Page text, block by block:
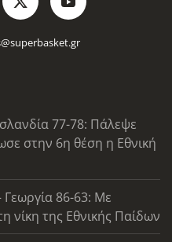
77-78: Πάλεψε
στην 6η θέση η Εθνική
86-63: Με
της Εθνικής Παίδων